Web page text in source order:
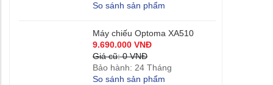
So sánh sản phẩm
Máy chiếu Optoma XA510
9.690.000 VNĐ
Giá cũ: 0 VNĐ
Bảo hành: 24 Tháng
So sánh sản phẩm